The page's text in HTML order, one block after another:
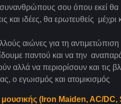
σου όπου εκεί θα
και ιδέες, θα ερωτευθείς μέχρι
αιώνες για τη
παντού και να την
να περιορίσουν και τις
ο εγωισμός και ατομικισμός
(Iron Maiden, AC/